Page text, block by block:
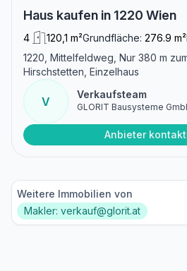
Haus kaufen in 1220 Wien
4 120,1 m²Grundfläche: 276.9 m²
1220, Mittelfeldweg, Nur 380 m
Hirschstetten, Einzelhaus
V
Verkaufsteam
GLORIT Bausysteme
Anbieter
Weitere Immobilien von
Makler: verkauf@glorit.at